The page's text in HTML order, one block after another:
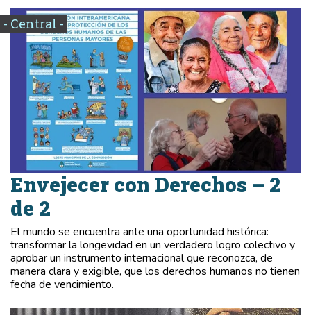
- Central -
Envejecer con Derechos – 2
de 2
El mundo se encuentra ante una oportunidad histórica:
transformar la longevidad en un verdadero logro colectivo y
aprobar un instrumento internacional que reconozca, de
manera clara y exigible, que los derechos humanos no tienen
fecha de vencimiento.